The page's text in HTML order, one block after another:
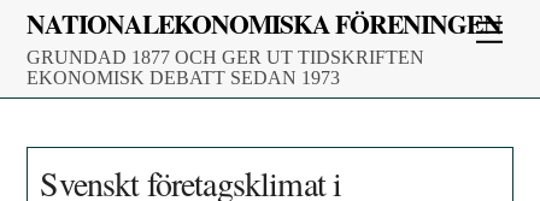
Skip
content
NATIONALEKONOMISKA FÖRENINGEN
GRUNDAD 1877 OCH GER UT TIDSKRIFTEN
EKONOMISK DEBATT SEDAN 1973
Svenskt företagsklimat i